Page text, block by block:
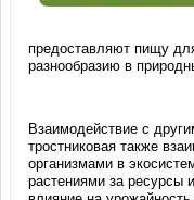
предоставляют пищу
разнообразию в
Взаимодействие с
тростниковая также
организмами в
растениями за ресурсы